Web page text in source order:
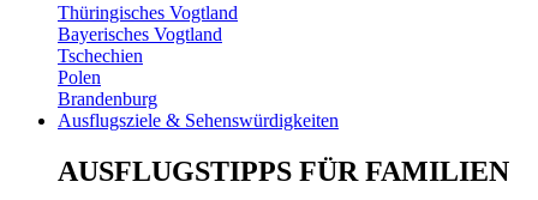
Thüringisches Vogtland
Bayerisches Vogtland
Tschechien
Polen
Brandenburg
Ausflugsziele & Sehenswürdigkeiten
AUSFLUGSTIPPS FÜR FAMILIEN